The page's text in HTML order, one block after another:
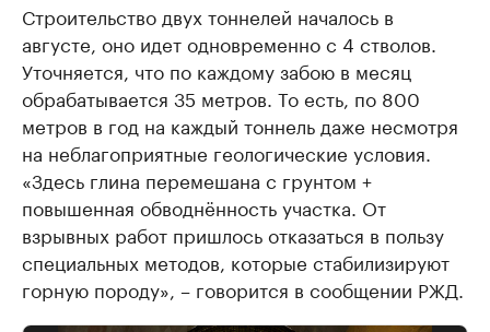
Строительство двух тоннелей началось в
августе, оно идет одновременно с 4 стволов.
Уточняется, что по каждому забою в месяц
обрабатывается 35 метров. То есть, по 800
метров в год на каждый тоннель даже несмотря
на неблагоприятные геологические условия.
«Здесь глина перемешана с грунтом +
повышенная обводнённость участка. От
взрывных работ пришлось отказаться в пользу
специальных методов, которые стабилизируют
горную породу», – говорится в сообщении РЖД.